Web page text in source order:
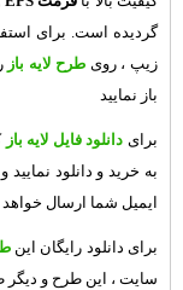
گردیده است. برای
زیپ ، رویطرح لایه باز
باز نمایید
برای دانلود فایل لایه باز
به خرید و دانلود
ایمیل شما ارسال
برای دانلود رایگان این
سایت ، این طرح و دیگر